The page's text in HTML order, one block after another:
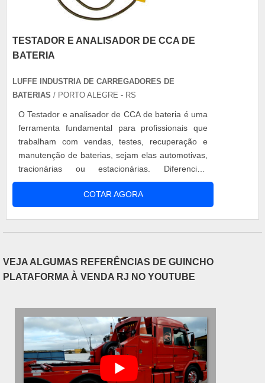
TESTADOR E ANALISADOR DE CCA DE
BATERIA
LUFFE INDUSTRIA DE CARREGADORES DE
BATERIAS / PORTO ALEGRE - RS
O Testador e analisador de CCA de bateria é uma
ferramenta fundamental para profissionais que
trabalham com vendas, testes, recuperação e
manutenção de baterias, sejam elas automotivas,
tracionárias ou estacionárias. Diferenciais
Diferente de um testador convencional, o Testador
e analisador de CCA de bateria proporciona uma
análise profunda do real estado de carga da
COTAR AGORA
VEJA ALGUMAS REFERÊNCIAS DE GUINCHO
PLATAFORMA À VENDA RJ NO YOUTUBE